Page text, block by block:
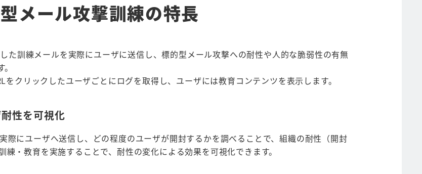
メール攻撃訓練の特長
た訓練メールを実際にユーザに送信し、標的型メール攻撃への耐性や人的な脆弱性の有無
クリックしたユーザごとにログを取得し、ユーザには教育コンテンツを表示します。
性を可視化
際にユーザへ送信し、どの程度のユーザが開封するかを調べることで、組織の耐性（開封
・教育を実施することで、耐性の変化による効果を可視化できます。